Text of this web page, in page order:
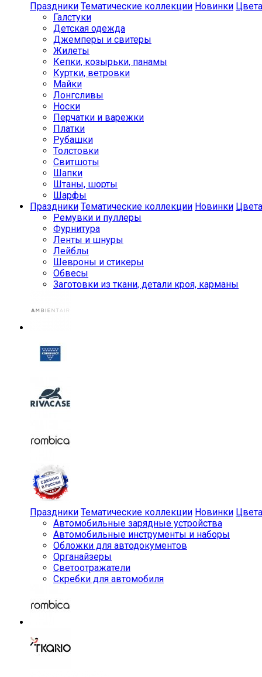
Праздники Тематические коллекции Новинки Цвета
Галстуки
Детская одежда
Джемперы и свитеры
Жилеты
Кепки, козырьки, панамы
Куртки, ветровки
Майки
Лонгсливы
Носки
Перчатки и варежки
Платки
Рубашки
Толстовки
Свитшоты
Шапки
Штаны, шорты
Шарфы
Праздники Тематические коллекции Новинки Цвета
Ремувки и пуллеры
Фурнитура
Ленты и шнуры
Лейблы
Шевроны и стикеры
Обвесы
Заготовки из ткани, детали кроя, карманы
Праздники Тематические коллекции Новинки Цвета
Автомобильные зарядные устройства
Автомобильные инструменты и наборы
Обложки для автодокументов
Органайзеры
Светоотражатели
Скребки для автомобиля